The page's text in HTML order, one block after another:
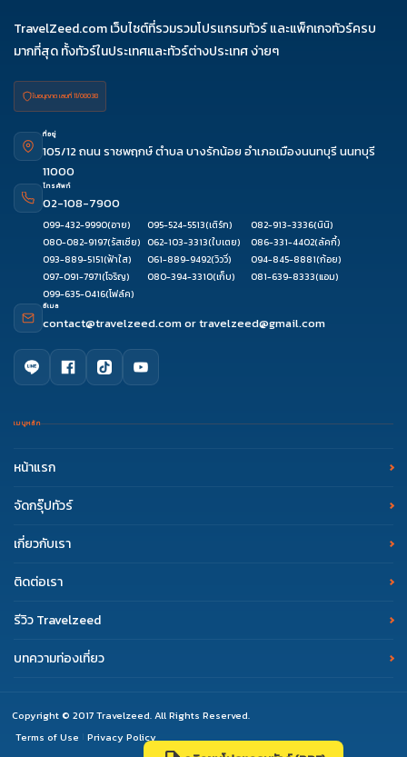
TravelZeed.com เว็บไซต์ที่รวมรวมโปรแกรมทัวร์ และแพ็กเกจทัวร์ครบ
มากที่สุด ทั้งทัวร์ในประเทศและทัวร์ต่างประเทศ ง่ายๆ
ใบอนุญาต เลขที่ 11/08038
ที่อยู่
105/12 ถนน ราชพฤกษ์ ตำบล บางรักน้อย อำเภอเมืองนนทบุรี นนทบุรี
11000
โทรศัพท์
02-108-7900
099-432-9990(อาย) 095-524-5513(เติร์ก) 082-913-3336(นินิ)
080-082-9197(รัสเซีย) 062-103-3313(ใบเตย) 086-331-4402(ลัคกี้)
093-889-5151(ฟ้าใส) 061-889-9492(วิววี่) 094-845-8881(ก้อย)
097-091-7971(โจริญ) 080-394-3310(เก็บ) 081-639-8333(แอม)
099-635-0416(โฟล์ค)
อีเมล
contact@travelzeed.comortravelzeed@gmail.com
เมนูหลัก
หน้าแรก
จัดกรุ๊ปทัวร์
เกี่ยวกับเรา
ติดต่อเรา
รีวิว Travelzeed
บทความท่องเที่ยว
Copyright © 2017 Travelzeed. All Rights Reserved.
Terms of Use
Privacy Policy